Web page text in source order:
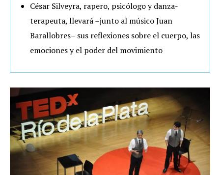
César Silveyra, rapero, psicólogo y danza-
terapeuta, llevará –junto al músico Juan
Barallobres– sus reflexiones sobre el cuerpo, las
emociones y el poder del movimiento